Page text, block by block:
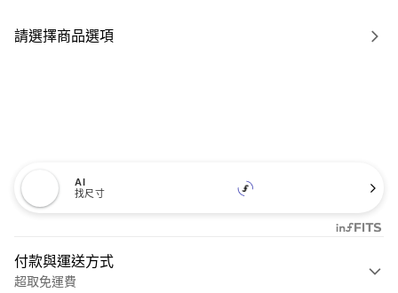
請選擇商品選項
AI
找尺寸
付款與運送方式
超取免運費